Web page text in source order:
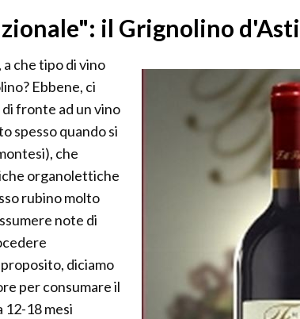
il Grignolino d'Asti
che tipo di vino
Ebbene, ci
fronte ad un vino
spesso quando si
che
organolettiche
rubino molto
note di
diciamo
per consumare il
12-18 mesi